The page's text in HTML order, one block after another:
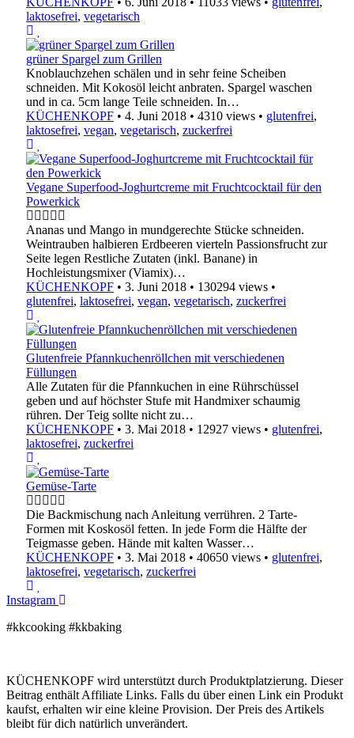
laktosefrei, vegetarisch
grüner Spargel zum Grillen
Knoblauchzehen schälen und in sehr feine Scheiben
schneiden. Mit Kokosöl leicht anbraten. Spargel waschen
und in ca. 5cm lange Teile schneiden. In…
KÜCHENKOPF • 4. Juni 2018 • 4310 views • glutenfrei,
laktosefrei, vegan, vegetarisch, zuckerfrei
Vegane Superfood-Joghurtcreme mit Fruchtcocktail für den
Powerkick
Ananas und Mango in mundgerechte Stücke schneiden.
Weintrauben halbieren Erdbeeren vierteln Passionsfrucht zur
Seite legen Restliche Zutaten (inkl. Banane) in
Hochleistungsmixer (Viamix)…
KÜCHENKOPF • 3. Juni 2018 • 130294 views •
glutenfrei, laktosefrei, vegan, vegetarisch, zuckerfrei
Glutenfreie Pfannkuchenröllchen mit verschiedenen
Füllungen
Alle Zutaten für die Pfannkuchen in eine Rührschüssel
geben und auf höchster Stufe mit Handmixer schaumig
rühren. Der Teig sollte nicht zu…
KÜCHENKOPF • 3. Mai 2018 • 12927 views • glutenfrei,
laktosefrei, zuckerfrei
Gemüse-Tarte
Die Backmischung nach Anleitung verrühren. 2 Tarte-
Formen mit Koskosöl fetten. In jede Form die Hälfte der
Teigmasse geben. Hände mit kalten Wasser…
KÜCHENKOPF • 3. Mai 2018 • 40650 views • glutenfrei,
laktosefrei, vegetarisch, zuckerfrei
Instagram
#kkcooking #kkbaking
KÜCHENKOPF wird unterstützt durch Produktplatzierung. Dieser
Beitrag enthält Affiliate Links. Falls du über einen Link ein Produkt
kaufst, erhalten wir eine kleine Provision. Der Preis des Artikels
bleibt für dich natürlich unverändert.